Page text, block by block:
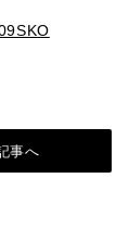
事へ